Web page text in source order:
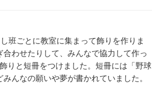
班ごとに教室に集まって飾りを作りま
わせたりして、みんなで協力して作っ
りと短冊をつけました。短冊には「野球
んなの願いや夢が書かれていました。